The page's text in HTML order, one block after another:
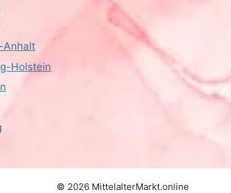
Anhalt
Holstein
© 2026 MittelalterMarkt.online